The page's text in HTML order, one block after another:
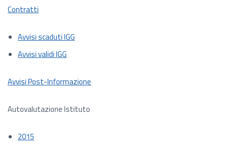
Contratti
Avvisi scaduti IGG
Avvisi validi IGG
Avvisi Post-Informazione
Autovalutazione Istituto
2015